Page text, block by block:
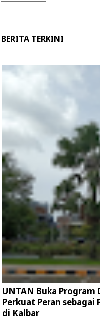
BERITA TERKINI
UNTAN Buka
Perkuat Peran
di Kalbar